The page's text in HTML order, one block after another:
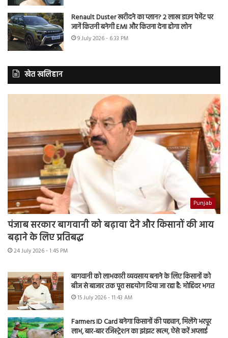
Renault Duster खरीदने का प्लान? 2 लाख डाउन पेमेंट पर
जानें कितनी बनेगी EMI और कितना देना होगा लोन
9 July 2026 - 6:33 PM
खेत खलिहान
Punjab
पंजाब सरकार बागवानी को बढ़ावा देने और किसानों की आय
बढ़ाने के लिए प्रतिबद्ध
24 July 2026 - 1:45 PM
बागवानी को लाभकारी व्यवसाय बनाने के लिए किसानों को
बीज से बाजार तक पूरा सहयोग दिया जा रहा है: मोहिंदर भगत
15 July 2026 - 11:43 AM
Farmers ID Card बनेगा किसानों की पहचान, मिलेंगे भरपूर
लाभ, बार-बार रजिस्ट्रेशन का झंझट खत्म, ऐसे करें अप्लाई